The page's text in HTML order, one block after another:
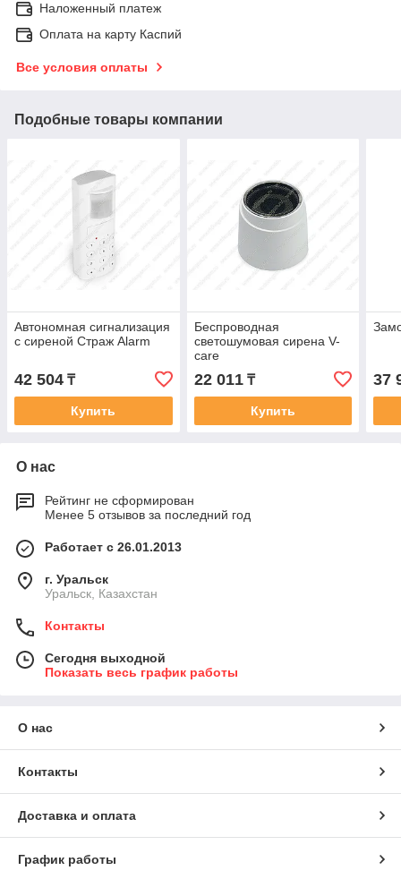
Наложенный платеж
Оплата на карту Каспий
Все условия оплаты
Подобные товары компании
Автономная сигнализация
с сиреной Страж Alarm
42 504 ₸
Купить
Беспроводная
светошумовая сирена V-
care
22 011₸
Купить
37
О нас
Рейтинг не сформирован
Менее 5 отзывов за последний год
Работает с 26.01.2013
г. Уральск
Уральск, Казахстан
Контакты
Сегодня выходной
Показать весь график работы
О нас
Контакты
Доставка и оплата
График работы